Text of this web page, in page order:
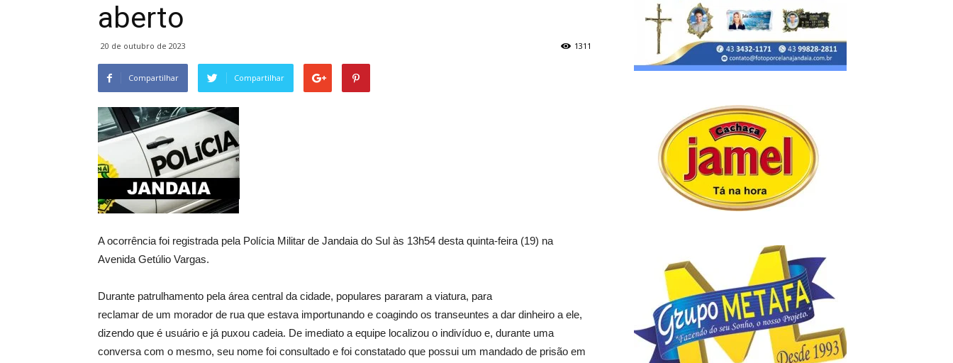
aberto
20 de outubro de 2023 1311
Compartilhar Compartilhar
A ocorrência foi registrada pela Polícia Militar de Jandaia do Sul às 13h54 desta quinta-feira (19) na
Avenida Getúlio Vargas.
Durante patrulhamento pela área central da cidade, populares pararam a viatura, para
reclamar de um morador de rua que estava importunando e coagindo os transeuntes a dar dinheiro a ele,
dizendo que é usuário e já puxou cadeia. De imediato a equipe localizou o indivíduo e, durante uma
conversa com o mesmo, seu nome foi consultado e foi constatado que possui um mandado de prisão em